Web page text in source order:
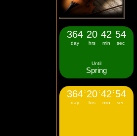
364
day
: 20
hrs
:42
min
: 54
sec
Until
Spring
364
day
: 20
hrs
:42
min
: 54
sec